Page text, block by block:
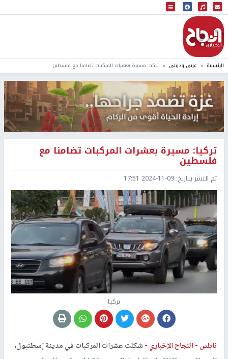
البث المباشر
إذاعة النجاح
الرئيسية عربي ودولي تركيا: مسيرة بعشرات المركبات تضامنا مع فلسطين
تركيا: مسيرة بعشرات المركبات تضامنا مع
فلسطين
تم النشر بتاريخ: 2024-11-09 17:51
تركيا
نابلس -النجاح الإخباري -شكلت عشرات المركبات في مدينة إسطنبول،